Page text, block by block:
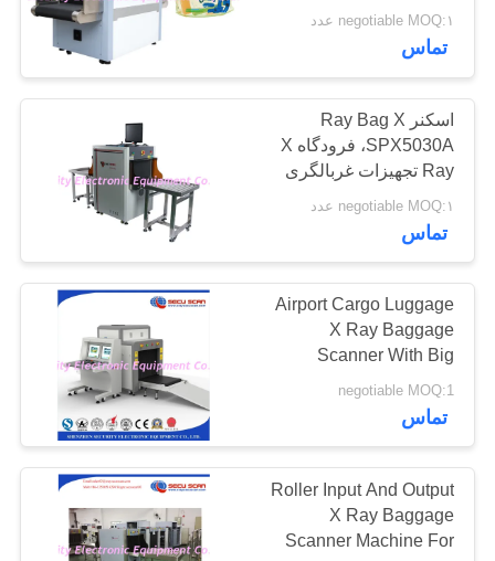
تماس
بگیرید
اخبار
درخواست
نقل قول
نقشه
سایت
PRIVACY
POLICY
فرودگاه
negotiable MOQ:۱ عدد
تماس
اسکنر Ray Bag X
SPX5030A، فرودگاه X
Ray تجهیزات غربالگری
کوچکترین اندازه تونل
negotiable MOQ:۱ عدد
تماس
Airport Cargo Luggage
X Ray Baggage
Scanner With Big
Tunnel Size 100*100cm
negotiable MOQ:1
تماس
Roller Input And Output
X Ray Baggage
Scanner Machine For